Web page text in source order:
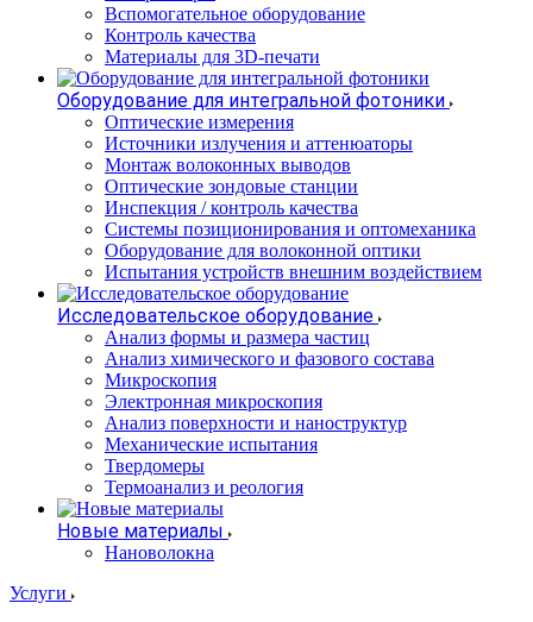
Вспомогательное оборудование
Контроль качества
Материалы для 3D-печати
Оборудование для интегральной фотоники
Оптические измерения
Источники излучения и аттенюаторы
Монтаж волоконных выводов
Оптические зондовые станции
Инспекция / контроль качества
Системы позиционирования и оптомеханика
Оборудование для волоконной оптики
Испытания устройств внешним воздействием
Исследовательское оборудование
Анализ формы и размера частиц
Анализ химического и фазового состава
Микроскопия
Электронная микроскопия
Анализ поверхности и наноструктур
Механические испытания
Твердомеры
Термоанализ и реология
Новые материалы
Нановолокна
Услуги